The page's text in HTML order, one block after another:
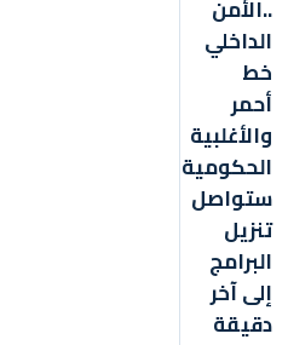
..الأمن
الداخلي
خط
أحمر
والأغلبية
الحكومية
ستواصل
تنزيل
البرامج
إلى آخر
دقيقة